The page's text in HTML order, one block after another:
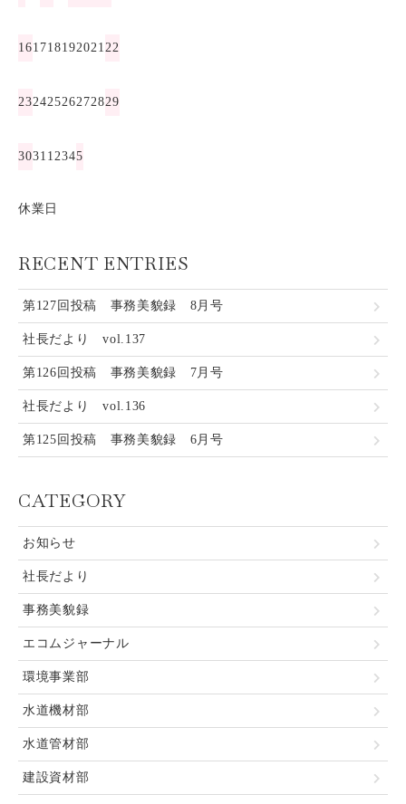
16171819202122
23242526272829
3031 12345
休業日
RECENT ENTRIES
第127回投稿 事務美貌録 8月号
社長だより vol.137
第126回投稿 事務美貌録 7月号
社長だより vol.136
第125回投稿 事務美貌録 6月号
CATEGORY
お知らせ
社長だより
事務美貌録
エコムジャーナル
環境事業部
水道機材部
水道管材部
建設資材部